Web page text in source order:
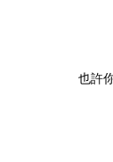
也許